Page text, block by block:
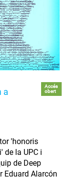
a
Accés
obert
'honoris
de la UPC i
de Deep
Eduard Alarcón